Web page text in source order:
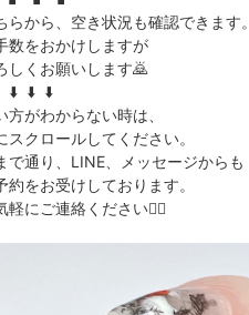
らから、空き状況も確認できます。
数をおかけしますが
しくお願いします🙇
⬇️ ⬇️
方がわからない時は、
スクロールしてください。
で通り、LINE、メッセージからも
約をお受けしております。
軽にご連絡ください🙇‍♂️